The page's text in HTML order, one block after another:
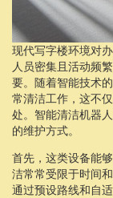
现代写字楼环境对
人员密集且活动频
要。随着智能技术
常清洁工作，这不
处。智能清洁机器
的维护方式。
首先，这类设备能
洁常常受限于时间
通过预设路线和自